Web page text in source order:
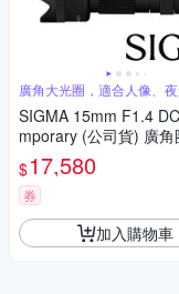
廣角大光圈，適合人像、
攝影
SIGMA 15mm F1.4
mporary (公司貨) 廣角
鏡 星空鏡 人像鏡 APS-
微單眼專用鏡頭
$17,580
券
加入購物車